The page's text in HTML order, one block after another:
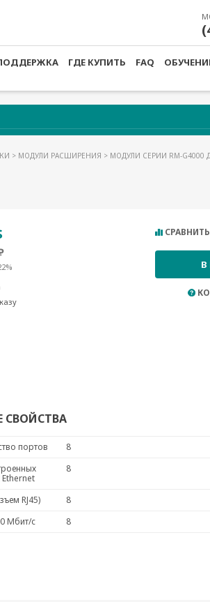
ГДЕ КУПИТЬ FAQ
> МОДУЛИ РАСШИРЕНИЯ > МОДУЛИ СЕРИИ RM-G4000
СРАВНИТЬ
В
СВОЙСТВА
портов
8
8
RJ45)
8
Мбит/с
8